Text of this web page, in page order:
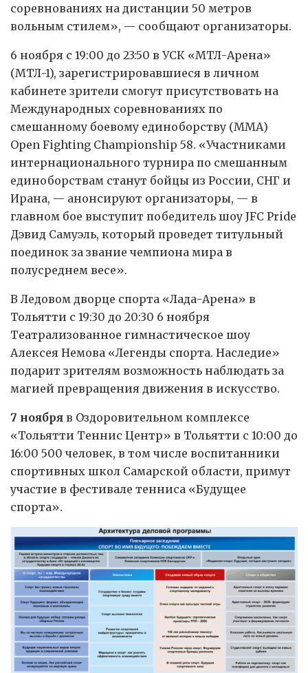
соревнованиях на дистанции 50 метров
вольным стилем», — сообщают организаторы.
6 ноября с 19:00 до 23:50 в УСК «МТЛ-Арена»
(МТЛ-1), зарегистрировавшиеся в личном
кабинете зрители смогут присутствовать на
Международных соревнованиях по
смешанному боевому единоборству (ММА)
Open Fighting Championship 58. «Участниками
интернационального турнира по смешанным
единоборствам станут бойцы из России, СНГ и
Ирана, — анонсируют организаторы, — в
главном бое выступит победитель шоу JFC Pride
Дэвид Самуэль, который проведет титульный
поединок за звание чемпиона мира в
полусреднем весе».
В Ледовом дворце спорта «Лада-Арена» в
Тольятти с 19:30 до 20:30 6 ноября
Театрализованное гимнастическое шоу
Алексея Немова «Легенды спорта. Наследие»
подарит зрителям возможность наблюдать за
магией превращения движения в искусство.
7 ноября в Оздоровительном комплексе
«Тольятти Теннис Центр» в Тольятти с 10:00 до
16:00 500 человек, в том числе воспитанники
спортивных школ Самарской области, примут
участие в фестивале тенниса «Будущее
спорта».